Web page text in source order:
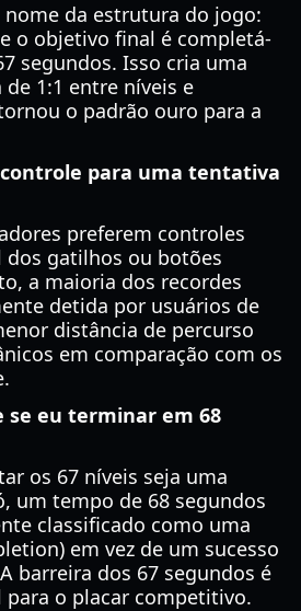
nome da estrutura do jogo:
o objetivo final é completá-
segundos. Isso cria uma
1:1 entre níveis e
o padrão ouro para a
controle para uma tentativa
preferem controles
dos gatilhos ou botões
a maioria dos recordes
detida por usuários de
distância de percurso
em comparação com os
se eu terminar em 68
os 67 níveis seja uma
um tempo de 68 segundos
classificado como uma
em vez de um sucesso
barreira dos 67 segundos é
o placar competitivo.